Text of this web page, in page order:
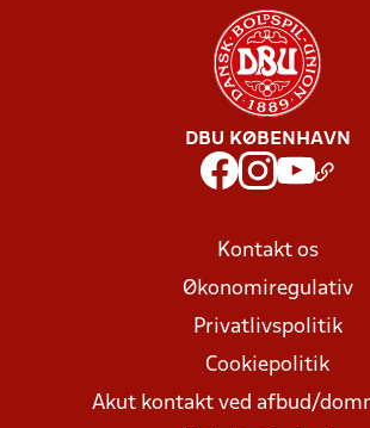
DBU KØBENHAVN
Kontakt os
Økonomiregulativ
Privatlivspolitik
Cookiepolitik
Akut kontakt ved afbud/